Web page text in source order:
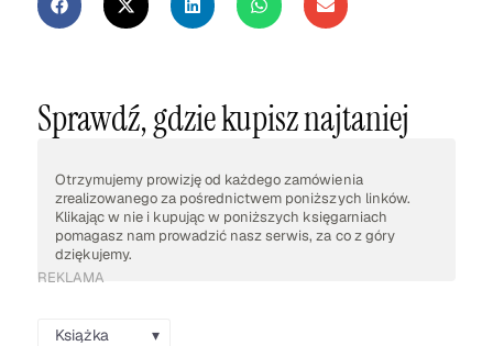
Sprawdź, gdzie kupisz najtaniej
Otrzymujemy prowizję od każdego zamówienia
zrealizowanego za pośrednictwem poniższych linków.
Klikając w nie i kupując w poniższych księgarniach
pomagasz nam prowadzić nasz serwis, za co z góry
dziękujemy.
REKLAMA
Książka